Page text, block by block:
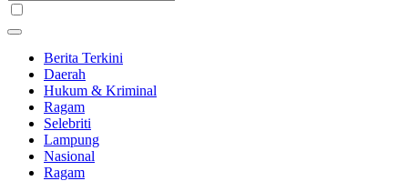
Berita Terkini
Daerah
Hukum & Kriminal
Ragam
Selebriti
Lampung
Nasional
Ragam